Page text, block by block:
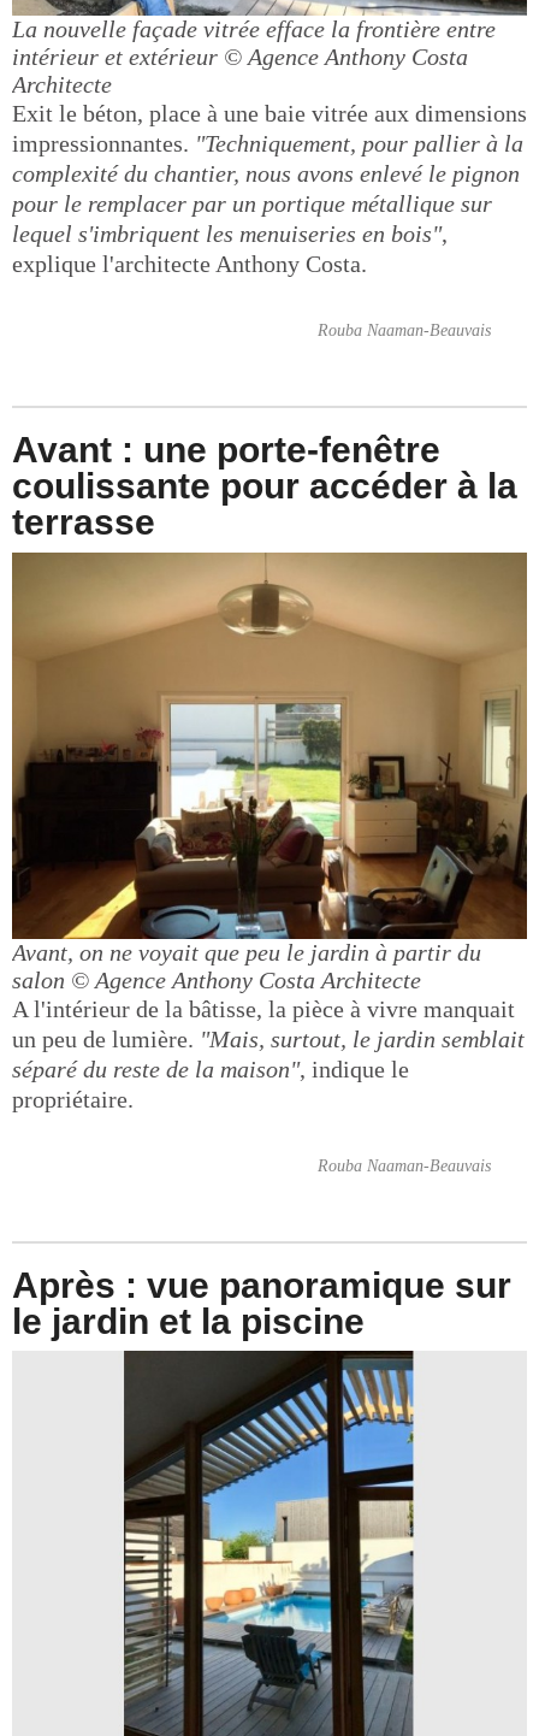
La nouvelle façade vitrée efface la frontière entre
intérieur et extérieur © Agence Anthony Costa
Architecte
Exit le béton, place à une baie vitrée aux dimensions
impressionnantes. "Techniquement, pour pallier à la
complexité du chantier, nous avons enlevé le pignon
pour le remplacer par un portique métallique sur
lequel s'imbriquent les menuiseries en bois",
explique l'architecte Anthony Costa.
Rouba Naaman-Beauvais
Avant : une porte-fenêtre
coulissante pour accéder à la
terrasse
Avant, on ne voyait que peu le jardin à partir du
salon © Agence Anthony Costa Architecte
A l'intérieur de la bâtisse, la pièce à vivre manquait
un peu de lumière. "Mais, surtout, le jardin semblait
séparé du reste de la maison", indique le
propriétaire.
Rouba Naaman-Beauvais
Après : vue panoramique sur
le jardin et la piscine